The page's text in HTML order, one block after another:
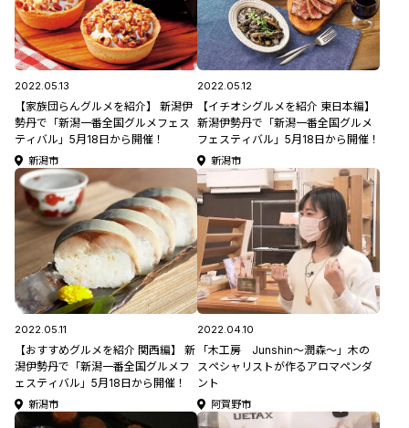
2022.05.13
【家族団らんグルメを紹介】 新潟伊
勢丹で「新潟一番全国グルメフェス
ティバル」5月18日から開催！
新潟市
2022.05.12
【イチオシグルメを紹介 東日本編】
新潟伊勢丹で「新潟一番全国グルメ
フェスティバル」5月18日から開催！
新潟市
2022.05.11
【おすすめグルメを紹介 関西編】 新
潟伊勢丹で「新潟一番全国グルメフ
ェスティバル」5月18日から開催！
新潟市
2022.04.10
「木工房 Junshin～潤森～」木の
スペシャリストが作るアロマペンダ
ント
阿賀野市